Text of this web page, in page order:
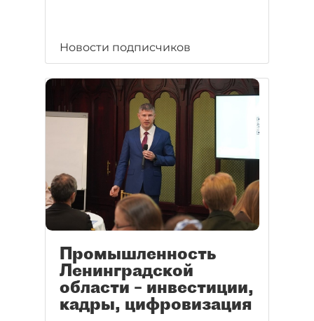
Новости подписчиков
Промышленность
Ленинградской
области – инвестиции,
кадры, цифровизация